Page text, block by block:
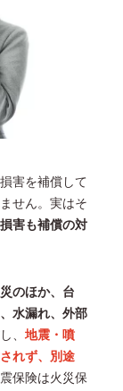
害を補償して
せん。実はそ
害も補償の対
のほか、台
水漏れ、外部
、 地震・噴
れず、別途
保険は火災保